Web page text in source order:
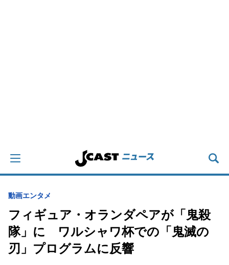
動画エンタメ
フィギュア・オランダペアが「鬼殺
隊」に ワルシャワ杯での「鬼滅の
刃」プログラムに反響